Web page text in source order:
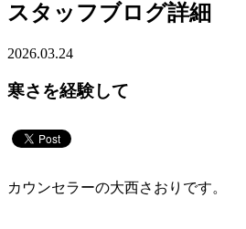
スタッフブログ詳細
2026.03.24
寒さを経験して
カウンセラーの大西さおりです。